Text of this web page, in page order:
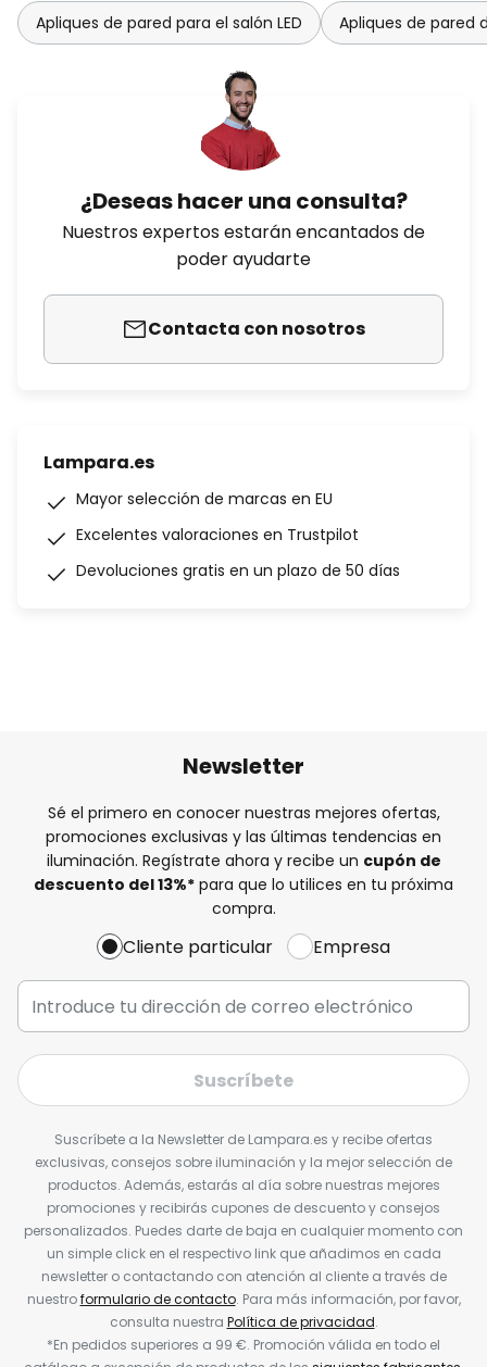
Apliques de pared para el salón LED Apliques de pared
¿Deseas hacer una consulta?
Nuestros expertos estarán encantados de
poder ayudarte
Contacta con nosotros
Lampara.es
Mayor selección de marcas en EU
Excelentes valoraciones en Trustpilot
Devoluciones gratis en un plazo de 50 días
Newsletter
Sé el primero en conocer nuestras mejores ofertas,
promociones exclusivas y las últimas tendencias en
iluminación. Regístrate ahora y recibe un cupón de
descuento del13%* para que lo utilices en tu próxima
compra.
Cliente particular Empresa
Suscríbete
Suscríbete a la Newsletter de Lampara.es y recibe ofertas
exclusivas, consejos sobre iluminación y la mejor selección de
productos. Además, estarás al día sobre nuestras mejores
promociones y recibirás cupones de descuento y consejos
personalizados. Puedes darte de baja en cualquier momento con
un simple click en el respectivo link que añadimos en cada
newsletter o contactando con atención al cliente a través de
nuestroformulario de contacto. Para más información, por favor,
consulta nuestra Política de privacidad.
*En pedidos superiores a 99 €. Promoción válida en todo el